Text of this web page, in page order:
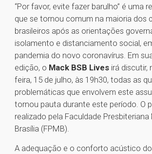
“Por favor, evite fazer barulho” é uma
que se tornou comum na maioria dos
brasileiros após as orientações
isolamento e distanciamento social,
pandemia do novo coronavírus. Em
edição, o Mack BSB Lives irá discutir,
feira, 15 de julho, às 19h30, todas as
problemáticas que envolvem este
tornou pauta durante este período. O
realizado pela Faculdade
Brasília (FPMB).
A adequação e o conforto acústico